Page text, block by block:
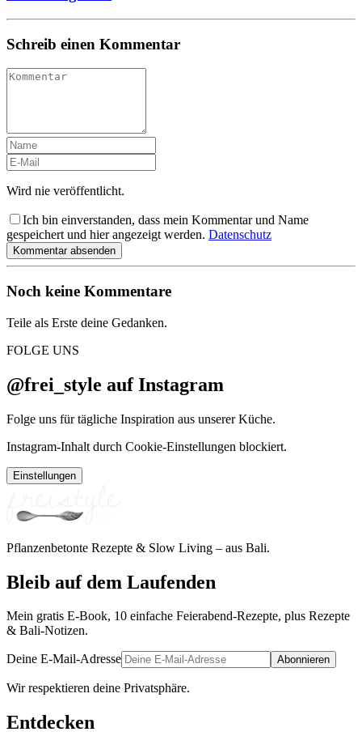
Schreib einen Kommentar
Wird nie veröffentlicht.
Ich bin einverstanden, dass mein Kommentar und Name
gespeichert und hier angezeigt werden. Datenschutz
Kommentar absenden
Noch keine Kommentare
Teile als Erste deine Gedanken.
FOLGE UNS
@frei_style auf Instagram
Folge uns für tägliche Inspiration aus unserer Küche.
Instagram-Inhalt durch Cookie-Einstellungen blockiert.
Einstellungen
Pflanzenbetonte Rezepte & Slow Living – aus Bali.
Bleib auf dem Laufenden
Mein gratis E-Book, 10 einfache Feierabend-Rezepte, plus Rezepte
& Bali-Notizen.
Deine E-Mail-Adresse Abonnieren
Wir respektieren deine Privatsphäre.
Entdecken